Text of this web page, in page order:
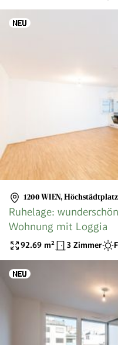
1200 WIEN, Höchstädtplatz
Ruhelage:
Wohnung mit Loggia
92.69 m² 3 Zimmer